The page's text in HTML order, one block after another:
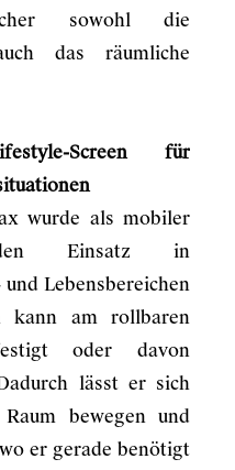
sowohl die
das räumliche
Screen für
wurde als mobiler
Einsatz in
Lebensbereichen
kann am rollbaren
oder davon
lässt er sich
bewegen und
er gerade benötigt